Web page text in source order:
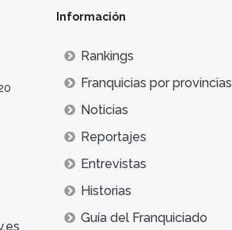
Información
Rankings
Franquicias por provincias
Noticias
Reportajes
Entrevistas
Historias
Guía del Franquiciado